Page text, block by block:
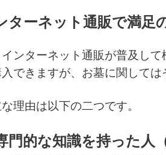
ターネット通販で満足
インターネット通販が普及し
できますが、お墓に関しては
理由は以下の二つです。
的な知識を持った人